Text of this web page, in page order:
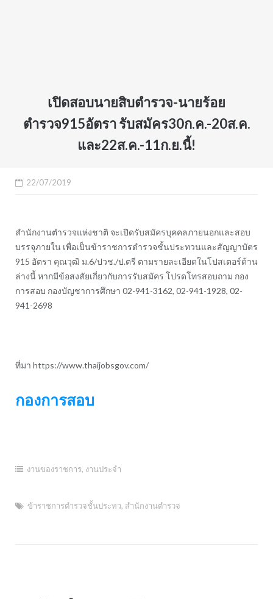
เปิดสอบนายสิบตำรวจ-นายร้อย
ตำรวจ915อัตรา รับสมัคร30ก.ค.-20ส.ค.
และ22ส.ค.-11ก.ย.นี้!
22/07/2019
สำนักงานตำรวจแห่งชาติ จะเปิดรับสมัครบุคคลภายนอกและสอบ
บรรจุภายใน เพื่อเป็นข้าราชการตำรวจชั้นประทวนและสัญญาบัตร
915 อัตรา คุณวุฒิ ม.6/ปวช./ป.ตรี ตามรายละเอียดในโปสเตอร์ด้าน
ล่างนี้ หากมีข้อสงสัยเกี่ยวกับการรับสมัคร โปรดโทรสอบถาม กอง
การสอบ กองบัญชาการศึกษา 02-941-3162, 02-941-1928, 02-
941-2698
ที่มา https://www.thaijobsgov.com/
กองการสอบ
งานของราชการ, งานประจำ
ข้าราชการตำรวจชั้นประทว, สำนักงานตำรวจ